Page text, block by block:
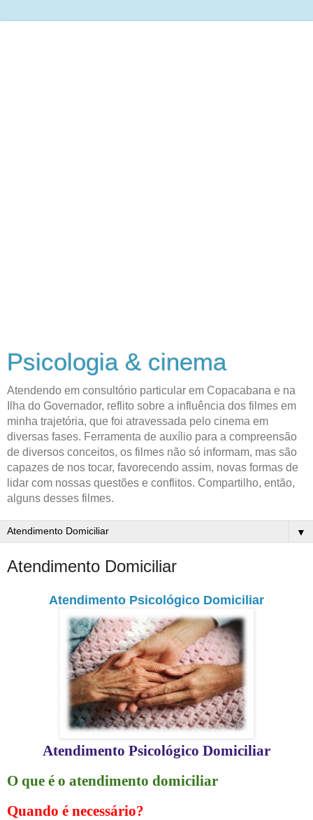
Psicologia & cinema
Atendendo em consultório particular em Copacabana e na
Ilha do Governador, reflito sobre a influência dos filmes em
minha trajetória, que foi atravessada pelo cinema em
diversas fases. Ferramenta de auxílio para a compreensão
de diversos conceitos, os filmes não só informam, mas são
capazes de nos tocar, favorecendo assim, novas formas de
lidar com nossas questões e conflitos. Compartilho, então,
alguns desses filmes.
▼
Atendimento Domiciliar
Atendimento Psicológico Domiciliar
Atendimento Psicológico Domiciliar
O que é o atendimento domiciliar
Quando é necessário?